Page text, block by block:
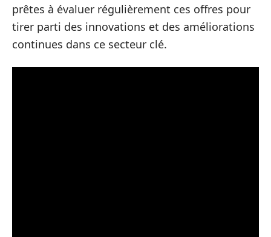
prêtes à évaluer régulièrement ces offres pour
tirer parti des innovations et des améliorations
continues dans ce secteur clé.